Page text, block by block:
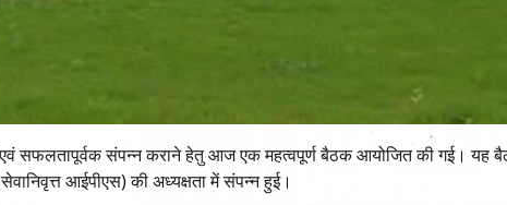
एवं सफलतापूर्वक संपन्न कराने हेतु आज एक महत्वपूर्ण बैठक आयोजित की गई। यह
आईपीएस) की अध्यक्षता में संपन्न हुई।